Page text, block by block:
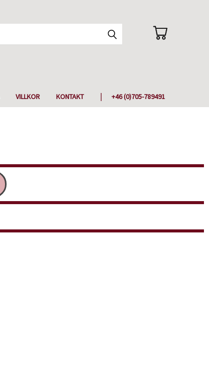
VILLKOR KONTAKT +46 (0)705-789491